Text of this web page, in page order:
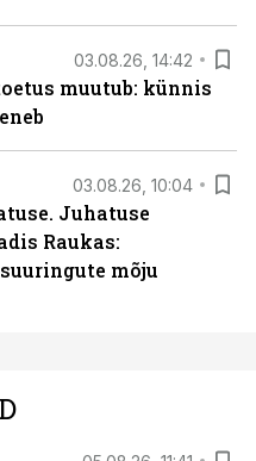
03.08.26, 14:42
muutub: künnis
03.08.26, 10:04
Juhatuse
Raukas:
mõju